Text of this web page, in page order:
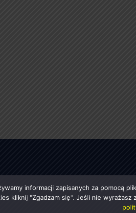
informacji zapisanych za pomocą
kliknij "Zgadzam się". Jeśli nie